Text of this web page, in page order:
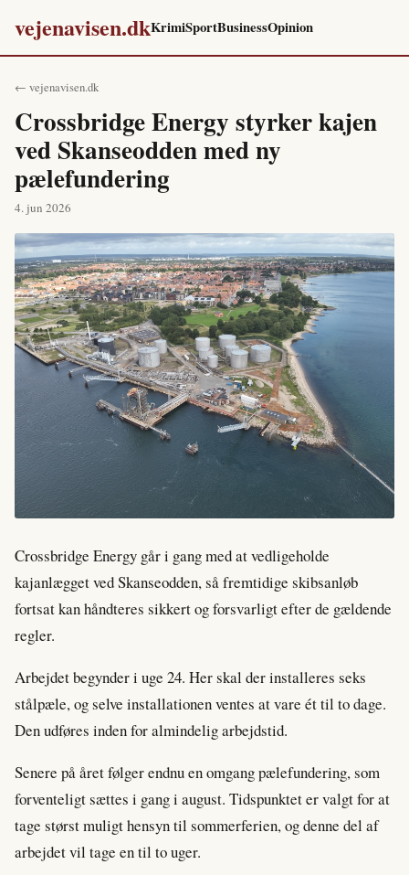
vejenavisen.dkKrimiSportBusinessOpinion
← vejenavisen.dk
Crossbridge Energy styrker kajen
ved Skanseodden med ny
pælefundering
4. jun 2026
Crossbridge Energy går i gang med at vedligeholde
kajanlægget ved Skanseodden, så fremtidige skibsanløb
fortsat kan håndteres sikkert og forsvarligt efter de gældende
regler.
Arbejdet begynder i uge 24. Her skal der installeres seks
stålpæle, og selve installationen ventes at vare ét til to dage.
Den udføres inden for almindelig arbejdstid.
Senere på året følger endnu en omgang pælefundering, som
forventeligt sættes i gang i august. Tidspunktet er valgt for at
tage størst muligt hensyn til sommerferien, og denne del af
arbejdet vil tage en til to uger.